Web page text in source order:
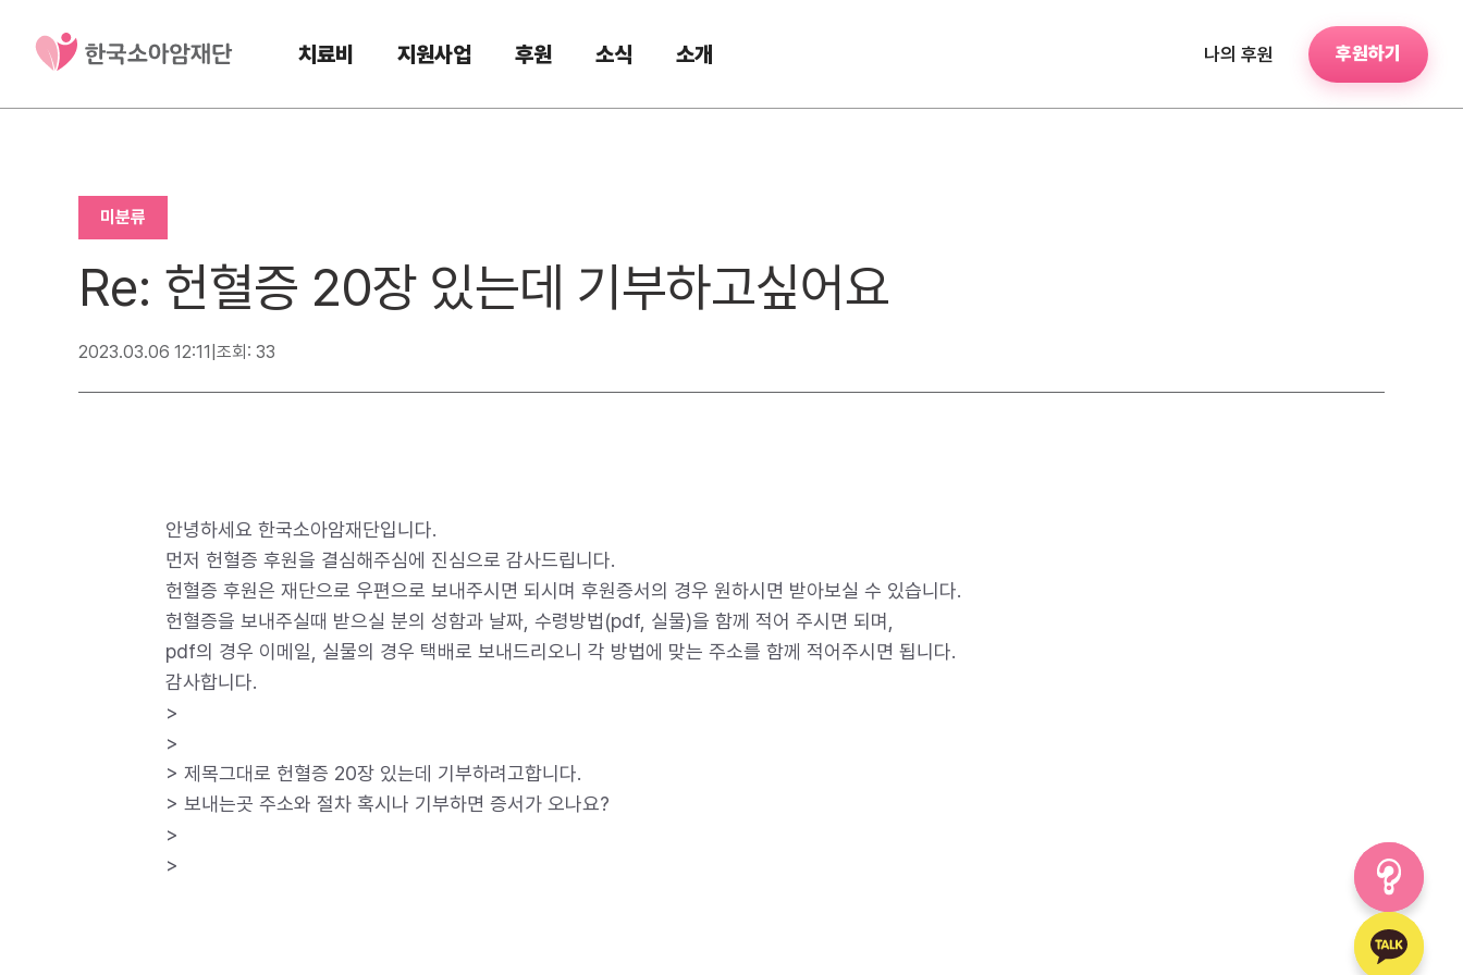
치료비 지원사업 후원 소식 소개 나의 후원 후원하기
미분류
Re: 헌혈증 20장 있는데 기부하고싶어요
2023.03.06 12:11 조회: 33
안녕하세요 한국소아암재단입니다.
먼저 헌혈증 후원을 결심해주심에 진심으로 감사드립니다.
헌혈증 후원은 재단으로 우편으로 보내주시면 되시며 후원증서의 경우 원하시면 받아보실 수 있습니다.
헌혈증을 보내주실때 받으실 분의 성함과 날짜, 수령방법(pdf, 실물)을 함께 적어 주시면 되며,
pdf의 경우 이메일, 실물의 경우 택배로 보내드리오니 각 방법에 맞는 주소를 함께 적어주시면 됩니다.
감사합니다.
>
>
> 제목그대로 헌혈증 20장 있는데 기부하려고합니다.
> 보내는곳 주소와 절차 혹시나 기부하면 증서가 오나요?
>
>